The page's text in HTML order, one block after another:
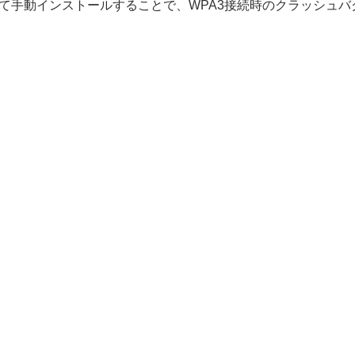
手動インストールすることで、WPA3接続時のクラッシュバ